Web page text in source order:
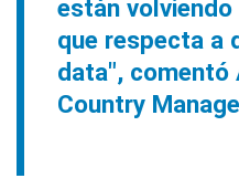
están
que respecta a
data", comentó
Country